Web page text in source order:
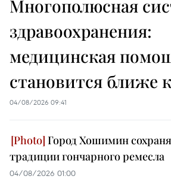
Многополюсная
здравоохранения:
медицинская
становится ближе
04/08/2026 09:41
Город Хошимин
традиции гончарного ремесла
04/08/2026 01:00